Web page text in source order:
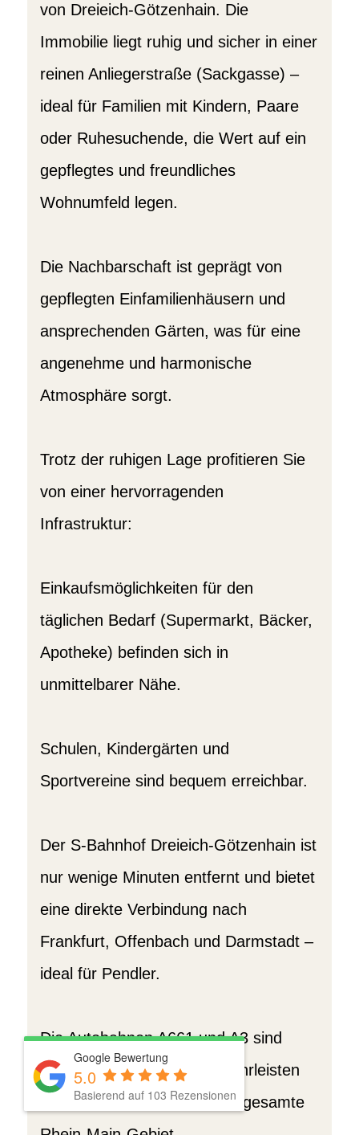
von Dreieich-Götzenhain. Die
Immobilie liegt ruhig und sicher in einer
reinen Anliegerstraße (Sackgasse) –
ideal für Familien mit Kindern, Paare
oder Ruhesuchende, die Wert auf ein
gepflegtes und freundliches
Wohnumfeld legen.
Die Nachbarschaft ist geprägt von
gepflegten Einfamilienhäusern und
ansprechenden Gärten, was für eine
angenehme und harmonische
Atmosphäre sorgt.
Trotz der ruhigen Lage profitieren Sie
von einer hervorragenden
Infrastruktur:
Einkaufsmöglichkeiten für den
täglichen Bedarf (Supermarkt, Bäcker,
Apotheke) befinden sich in
unmittelbarer Nähe.
Schulen, Kindergärten und
Sportvereine sind bequem erreichbar.
Der S-Bahnhof Dreieich-Götzenhain ist
nur wenige Minuten entfernt und bietet
eine direkte Verbindung nach
Frankfurt, Offenbach und Darmstadt –
ideal für Pendler.
Die Autobahnen A661 und A3 sind
schnell erreichbar und gewährleisten
eine gute Anbindung an das gesamte
Google Bewertung
5.0
Basierend auf 103 Rezensionen